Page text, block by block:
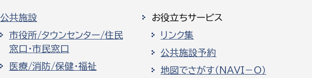
公共施設
市役所/タウンセンター/住民
窓口・市民窓口
医療/消防/保健・福祉
お役立ちサービス
リンク集
公共施設予約
地図でさがす（NAVI－O）